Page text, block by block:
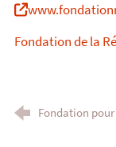
Fondation de la
Fondation